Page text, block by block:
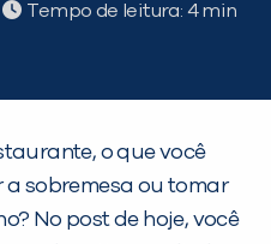
Tempo de leitura:
o que você
a sobremesa ou tomar
No post de hoje, você